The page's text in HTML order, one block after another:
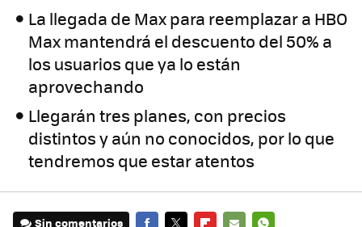
La llegada de Max para reemplazar a HBO
Max mantendrá el descuento del 50% a
los usuarios que ya lo están
aprovechando
Llegarán tres planes, con precios
distintos y aún no conocidos, por lo que
tendremos que estar atentos
Sin comentarios